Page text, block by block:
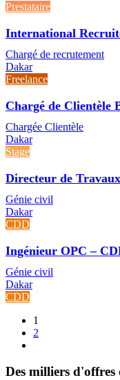
Prestataire
International
Chargé de recrutement
Dakar
Freelance
Chargé de Clientèle
Chargée Clientèle
Dakar
Stage
Directeur de
Génie civil
Dakar
CDD
Ingénieur OPC –
Génie civil
Dakar
CDD
1
2
Des milliers d'offres